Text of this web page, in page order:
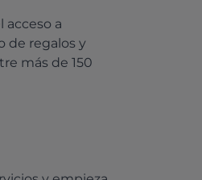
acceso a
de regalos y
más de 150